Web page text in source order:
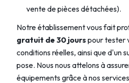
vente de pièces détachées).
Notre établissement vous fait
gratuit de 30 jours pour tester
conditions réelles, ainsi que d'un
pose. Nous nous attelons à
équipements grâce à nos